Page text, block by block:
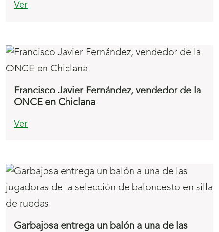
Ver
Francisco Javier Fernández, vendedor de la
ONCE en Chiclana
Ver
Garbajosa entrega un balón a una de las